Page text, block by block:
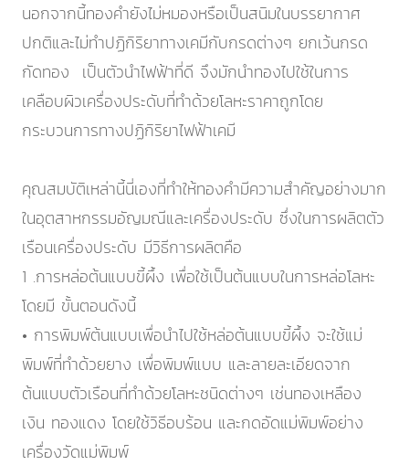
นอกจากนี้ทองคำยังไม่หมองหรือเป็นสนิมในบรรยากาศ
ปกติและไม่ทำปฏิกิริยาทางเคมีกับกรดต่างๆ ยกเว้นกรด
กัดทอง เป็นตัวนำไฟฟ้าที่ดี จึงมักนำทองไปใช้ในการ
เคลือบผิวเครื่องประดับที่ทำด้วยโลหะราคาถูกโดย
กระบวนการทางปฏิกิริยาไฟฟ้าเคมี
คุณสมบัติเหล่านี้นี่เองที่ทำให้ทองคำมีความสำคัญอย่างมาก
ในอุตสาหกรรมอัญมณีและเครื่องประดับ ซึ่งในการผลิตตัว
เรือนเครื่องประดับ มีวิธีการผลิตคือ
1 .การหล่อต้นแบบขี้ผึ้ง เพื่อใช้เป็นต้นแบบในการหล่อโลหะ
โดยมี ขั้นตอนดังนี้
• การพิมพ์ต้นแบบเพื่อนำไปใช้หล่อต้นแบบขี้ผึ้ง จะใช้แม่
พิมพ์ที่ทำด้วยยาง เพื่อพิมพ์แบบ และลายละเอียดจาก
ต้นแบบตัวเรือนที่ทำด้วยโลหะชนิดต่างๆ เช่นทองเหลือง
เงิน ทองแดง โดยใช้วิธีอบร้อน และกดอัดแม่พิมพ์อย่าง
เครื่องวัดแม่พิมพ์